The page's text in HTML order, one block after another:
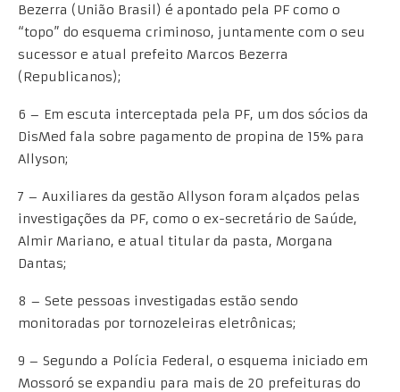
Bezerra (União Brasil) é apontado pela PF como o
“topo” do esquema criminoso, juntamente com o seu
sucessor e atual prefeito Marcos Bezerra
(Republicanos);
6 – Em escuta interceptada pela PF, um dos sócios da
DisMed fala sobre pagamento de propina de 15% para
Allyson;
7 – Auxiliares da gestão Allyson foram alçados pelas
investigações da PF, como o ex-secretário de Saúde,
Almir Mariano, e atual titular da pasta, Morgana
Dantas;
8 – Sete pessoas investigadas estão sendo
monitoradas por tornozeleiras eletrônicas;
9 – Segundo a Polícia Federal, o esquema iniciado em
Mossoró se expandiu para mais de 20 prefeituras do